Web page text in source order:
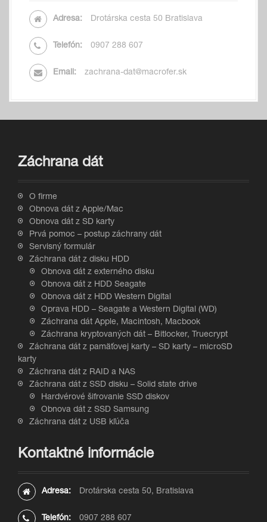
Adresa: Drotárska cesta 50 Bratislava
Telefón: 0907 288 607
Email: zachrana-dat@macrofer.sk
Záchrana dát
O firme
Obnova dát z Apple/Mac
Obnova dát z SD karty
Prvá pomoc – postup záchrany dát
Servisný formulár
Záchrana dát z disku HDD
Obnova dát z externého disku
Obnova dát z HDD Seagate
Obnova dát z HDD Western Digital
Oprava HDD – Seagate a Western Digital (WD)
Záchrana dát Apple, Macintosh, Macbook
Záchrana kryptovaných dát – Bitlocker, Truecrypt
Záchrana dát z pamäťovej karty – SD karty – microSD
karty
Záchrana dát z RAID a NAS
Záchrana dát z SSD disku – Solid state drive
Hardvérové šifrovanie SSD diskov
Obnova dát z SSD Samsung
Záchrana dát z USB kľúča
Kontaktné informácie
Adresa: Drotárska cesta 50, Bratislava
Telefón: 0907 288 607